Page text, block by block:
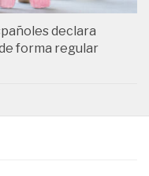
declara
forma regular